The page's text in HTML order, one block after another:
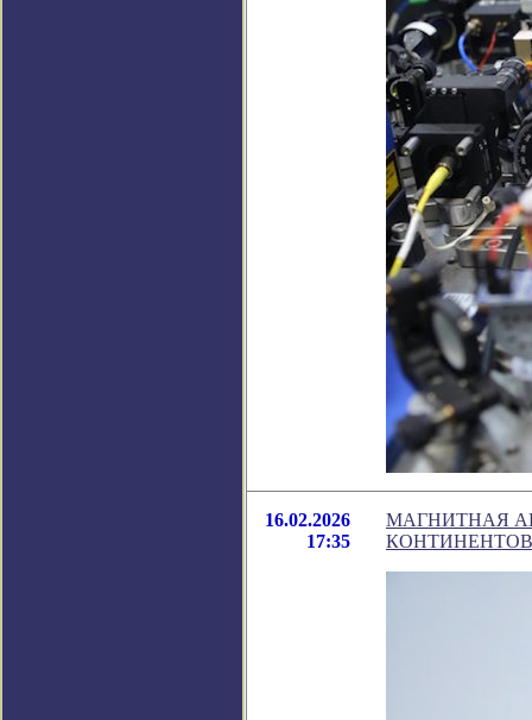
16.02.2026
17:35
МАГНИТНАЯ
КОНТИНЕНТОВ